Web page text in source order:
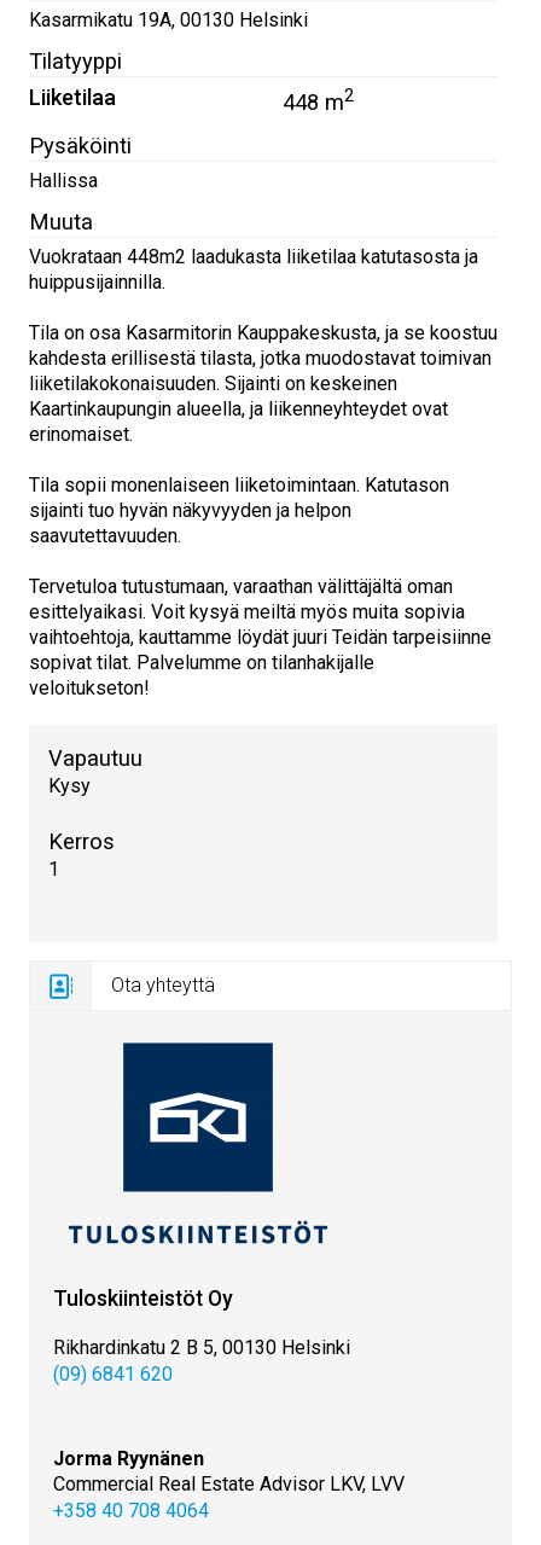
Kasarmikatu 19A, 00130 Helsinki
Tilatyyppi
Liiketilaa
448 m2
Pysäköinti
Hallissa
Muuta
Vuokrataan 448m2 laadukasta liiketilaa katutasosta ja
huippusijainnilla.
Tila on osa Kasarmitorin Kauppakeskusta, ja se koostuu
kahdesta erillisestä tilasta, jotka muodostavat toimivan
liiketilakokonaisuuden. Sijainti on keskeinen
Kaartinkaupungin alueella, ja liikenneyhteydet ovat
erinomaiset.
Tila sopii monenlaiseen liiketoimintaan. Katutason
sijainti tuo hyvän näkyvyyden ja helpon
saavutettavuuden.
Tervetuloa tutustumaan, varaathan välittäjältä oman
esittelyaikasi. Voit kysyä meiltä myös muita sopivia
vaihtoehtoja, kauttamme löydät juuri Teidän tarpeisiinne
sopivat tilat. Palvelumme on tilanhakijalle
veloitukseton!
Vapautuu
Kysy
Kerros
1
Ota yhteyttä
Tuloskiinteistöt Oy
Rikhardinkatu 2 B 5, 00130 Helsinki
(09) 6841 620
Jorma Ryynänen
Commercial Real Estate Advisor LKV, LVV
+358 40 708 4064